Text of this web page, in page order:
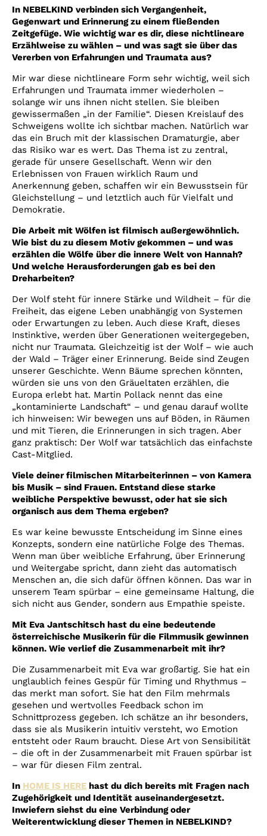
In NEBELKIND verbinden sich Vergangenheit,
Gegenwart und Erinnerung zu einem fließenden
Zeitgefüge. Wie wichtig war es dir, diese nichtlineare
Erzählweise zu wählen – und was sagt sie über das
Vererben von Erfahrungen und Traumata aus?
Mir war diese nichtlineare Form sehr wichtig, weil sich
Erfahrungen und Traumata immer wiederholen –
solange wir uns ihnen nicht stellen. Sie bleiben
gewissermaßen „in der Familie“. Diesen Kreislauf des
Schweigens wollte ich sichtbar machen. Natürlich war
das ein Bruch mit der klassischen Dramaturgie, aber
das Risiko war es wert. Das Thema ist zu zentral,
gerade für unsere Gesellschaft. Wenn wir den
Erlebnissen von Frauen wirklich Raum und
Anerkennung geben, schaffen wir ein Bewusstsein für
Gleichstellung – und letztlich auch für Vielfalt und
Demokratie.
Die Arbeit mit Wölfen ist filmisch außergewöhnlich.
Wie bist du zu diesem Motiv gekommen – und was
erzählen die Wölfe über die innere Welt von Hannah?
Und welche Herausforderungen gab es bei den
Dreharbeiten?
Der Wolf steht für innere Stärke und Wildheit – für die
Freiheit, das eigene Leben unabhängig von Systemen
oder Erwartungen zu leben. Auch diese Kraft, dieses
Instinktive, werden über Generationen weitergegeben,
nicht nur Traumata. Gleichzeitig ist der Wolf – wie auch
der Wald – Träger einer Erinnerung. Beide sind Zeugen
unserer Geschichte. Wenn Bäume sprechen könnten,
würden sie uns von den Gräueltaten erzählen, die
Europa erlebt hat. Martin Pollack nennt das eine
„kontaminierte Landschaft“ – und genau darauf wollte
ich hinweisen: Wir bewegen uns auf Böden, in Räumen
und mit Tieren, die Erinnerungen in sich tragen. Aber
ganz praktisch: Der Wolf war tatsächlich das einfachste
Cast-Mitglied.
Viele deiner filmischen Mitarbeiterinnen – von Kamera
bis Musik – sind Frauen. Entstand diese starke
weibliche Perspektive bewusst, oder hat sie sich
organisch aus dem Thema ergeben?
Es war keine bewusste Entscheidung im Sinne eines
Konzepts, sondern eine natürliche Folge des Themas.
Wenn man über weibliche Erfahrung, über Erinnerung
und Weitergabe spricht, dann zieht das automatisch
Menschen an, die sich dafür öffnen können. Das war in
unserem Team spürbar – eine gemeinsame Haltung, die
sich nicht aus Gender, sondern aus Empathie speiste.
Mit Eva Jantschitsch hast du eine bedeutende
österreichische Musikerin für die Filmmusik gewinnen
können. Wie verlief die Zusammenarbeit mit ihr?
Die Zusammenarbeit mit Eva war großartig. Sie hat ein
unglaublich feines Gespür für Timing und Rhythmus –
das merkt man sofort. Sie hat den Film mehrmals
gesehen und wertvolles Feedback schon im
Schnittprozess gegeben. Ich schätze an ihr besonders,
dass sie als Musikerin intuitiv versteht, wo Emotion
entsteht oder Raum braucht. Diese Art von Sensibilität
– die oft in der Zusammenarbeit mit Frauen spürbar ist
– war für diesen Film zentral.
In HOME IS HERE hast du dich bereits mit Fragen nach
Zugehörigkeit und Identität auseinandergesetzt.
Inwiefern siehst du eine Verbindung oder
Weiterentwicklung dieser Themen in NEBELKIND?